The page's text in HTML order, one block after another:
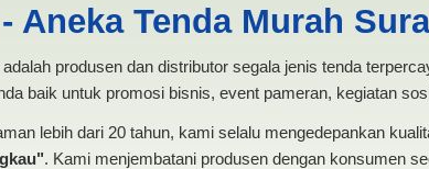
Aneka Tenda Murah
produsen dan distributor segala jenis tenda
baik untuk promosi bisnis, event pameran, kegiatan
lebih dari 20 tahun, kami selalu mengedepankan
. Kami menjembatani produsen dengan konsumen